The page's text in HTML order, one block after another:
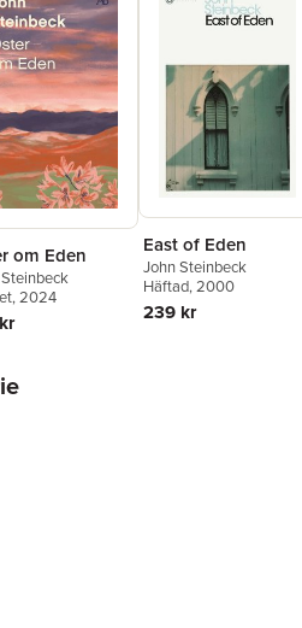
om Eden
, 2024
East of Eden
John Steinbeck
Häftad, 2000
239 kr